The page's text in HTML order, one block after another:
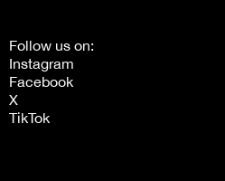
Follow us on:
Instagram
Facebook
X
TikTok